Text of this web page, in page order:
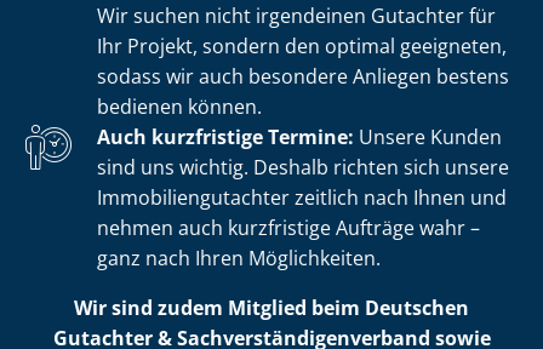
Wir suchen nicht irgendeinen Gutachter für
Ihr Projekt, sondern den optimal geeigneten,
sodass wir auch besondere Anliegen bestens
bedienen können.
Auch kurzfristige Termine: Unsere Kunden
sind uns wichtig. Deshalb richten sich unsere
Im­mo­bi­li­en­gut­ach­ter zeitlich nach Ihnen und
nehmen auch kurzfristige Aufträge wahr –
ganz nach Ihren Möglichkeiten.
Wir sind zudem Mitglied beim Deutschen
Gutachter & Sach­ver­stän­di­gen­ver­band sowie